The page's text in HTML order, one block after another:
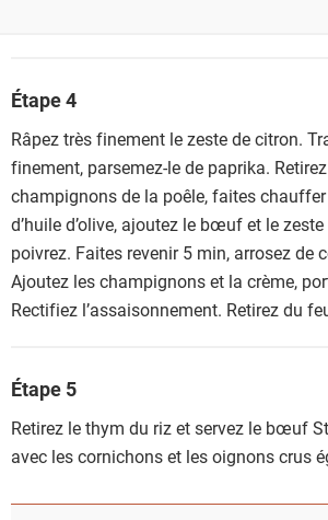
Étape 4
Râpez très finement le zeste de citron.
finement, parsemez-le de paprika.
champignons de la poêle, faites chauffer
d’huile d’olive, ajoutez le bœuf et le
poivrez. Faites revenir 5 min, arrosez de
Ajoutez les champignons et la crème,
Rectifiez l’assaisonnement. Retirez du
Étape 5
Retirez le thym du riz et servez le bœuf
avec les cornichons et les oignons crus